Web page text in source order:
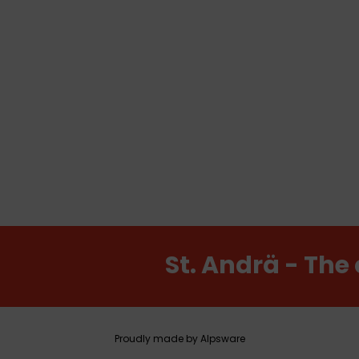
St. Andrä -
Proudly made by Alpsware